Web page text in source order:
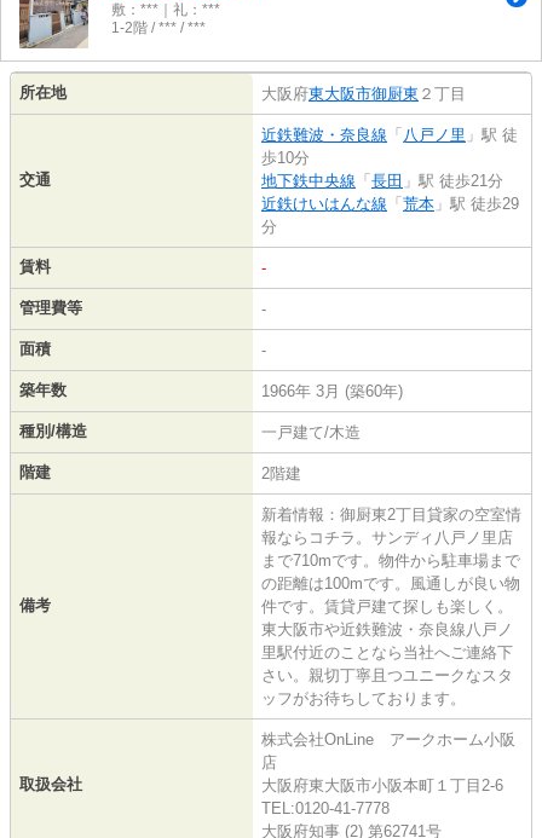
敷：***｜礼：***
1-2階 / *** / ***
所在地 大阪府東大阪市御厨東 ２丁目
交通
近鉄難波・奈良線 「 八戸ノ里 」駅 徒
歩10分
地下鉄中央線 「 長田 」駅 徒歩21分
近鉄けいはんな線 「 荒本 」駅 徒歩29
分
賃料 -
管理費等 -
面積 -
築年数 1966年 3月 (築60年)
種別/構造 一戸建て/木造
階建 2階建
備考
新着情報：御厨東2丁目貸家の空室情
報ならコチラ。サンディ八戸ノ里店
まで710mです。物件から駐車場まで
の距離は100mです。風通しが良い物
件です。賃貸戸建て探しも楽しく。
東大阪市や近鉄難波・奈良線八戸ノ
里駅付近のことなら当社へご連絡下
さい。親切丁寧且つユニークなスタ
ッフがお待ちしております。
取扱会社
株式会社OnLine アークホーム小阪
店
大阪府東大阪市小阪本町１丁目2-6
TEL:0120-41-7778
大阪府知事 (2) 第62741号